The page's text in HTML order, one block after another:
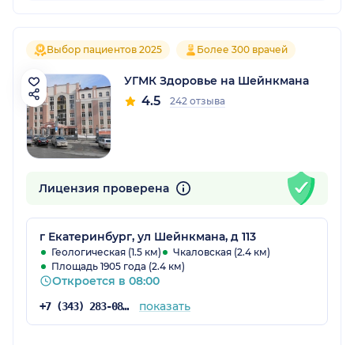
Выбор пациентов 2025 Более 300 врачей
УГМК Здоровье на Шейнкмана
4.5 242 отзыва
Лицензия проверена
г Екатеринбург, ул Шейнкмана, д 113
Геологическая (1.5 км)
Чкаловская (2.4 км)
Площадь 1905 года (2.4 км)
Откроется в 08:00
+7 (343) 283-08-08 показать